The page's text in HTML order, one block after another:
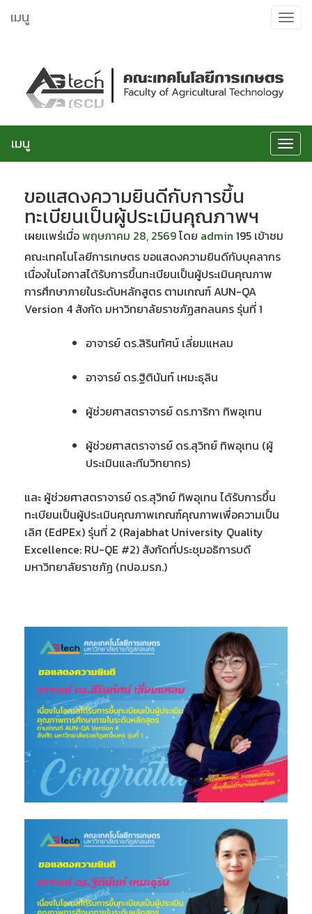
ไป
Toggle
เมนู
Toggle
เมนู
ขอแสดงความยินดีกับการขึ้น
ทะเบียนเป็นผู้ประเมินคุณภาพฯ
เผยเเพร่เมื่อพฤษภาคม 28, 2569โดย admin 195 เข้าชม
คณะเทคโนโลยีการเกษตร ขอแสดงความยินดีกับบุคลากร
เนื่องในโอกาสได้รับการขึ้นทะเบียนเป็นผู้ประเมินคุณภาพ
การศึกษาภายในระดับหลักสูตร ตามเกณฑ์ AUN-QA
Version 4 สังกัด มหาวิทยาลัยราชภัฏสกลนคร รุ่นที่ 1
อาจารย์ ดร.สิรินทัศน์ เลี่ยมแหลม
อาจารย์ ดร.ฐิตินันท์ เหมะธุลิน
ผู้ช่วยศาสตราจารย์ ดร.ทาริกา ทิพอุเทน
ผู้ช่วยศาสตราจารย์ ดร.สุวิทย์ ทิพอุเทน (ผู้
ประเมินและทีมวิทยากร)
และ ผู้ช่วยศาสตราจารย์ ดร.สุวิทย์ ทิพอุเทน ได้รับการขึ้น
ทะเบียนเป็นผู้ประเมินคุณภาพเกณฑ์คุณภาพเพื่อความเป็น
เลิศ (EdPEx) รุ่นที่ 2 (Rajabhat University Quality
Excellence: RU-QE #2) สังกัดที่ประชุมอธิการบดี
มหาวิทยาลัยราชภัฏ (ทปอ.มรภ.)